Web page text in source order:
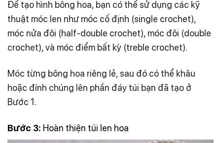
Để tạo hình bông hoa, bạn có thể sử dụng các kỹ
thuật móc len như móc cố định (single crochet),
móc nửa đôi (half-double crochet), móc đôi (double
crochet), và móc điểm bất kỳ (treble crochet).
Móc từng bông hoa riêng lẻ, sau đó có thể khâu
hoặc đính chúng lên phần đáy túi bạn đã tạo ở
Bước 1.
Bước 3: Hoàn thiện túi len hoa